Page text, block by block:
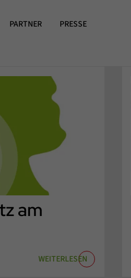
PARTNER
PRESSE
ÖFFNEN
am
WEITERLESEN